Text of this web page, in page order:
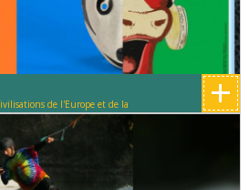
de l'Europe et de la
+